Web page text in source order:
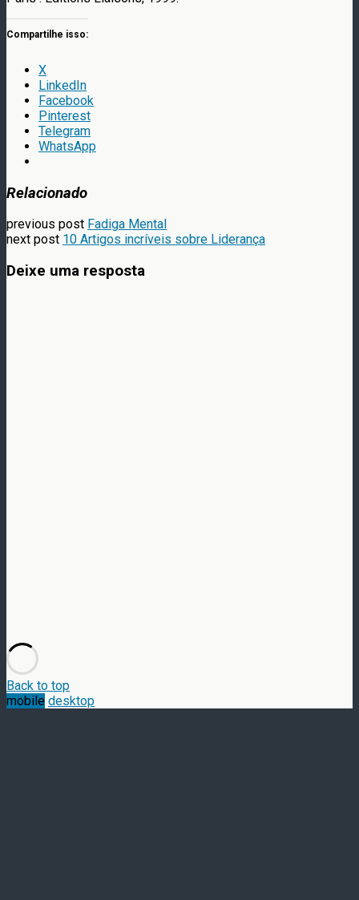
Compartilhe isso:
X
LinkedIn
Facebook
Pinterest
Telegram
WhatsApp
Relacionado
previous post Fadiga Mental
next post 10 Artigos incríveis sobre Liderança
Deixe uma resposta
Back to top
mobile desktop